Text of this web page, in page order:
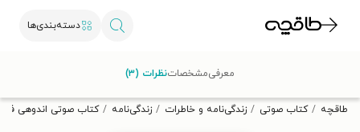
دسته‌بندی‌ها
تخفیف از طاقچه دریافت کن.
طاقچه کتاب صوتی زندگی‌نامه و خاطرات زندگی‌نامه کتاب صوتی اندوهی
معرفیمشخصاتنظرات (۳)